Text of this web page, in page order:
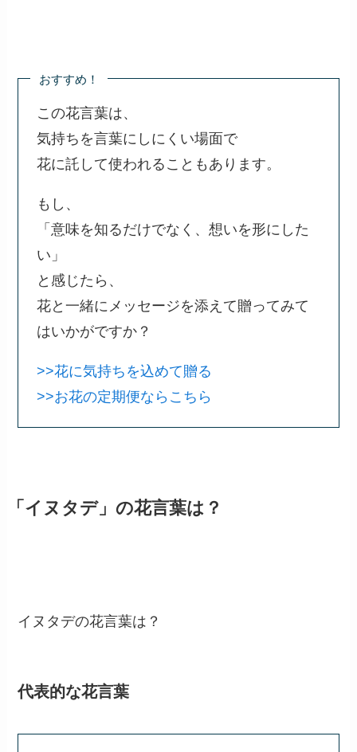
おすすめ！
この花言葉は、
気持ちを言葉にしにくい場面で
花に託して使われることもあります。
もし、
「意味を知るだけでなく、想いを形にした
い」
と感じたら、
花と一緒にメッセージを添えて贈ってみて
はいかがですか？
>>花に気持ちを込めて贈る
>>お花の定期便ならこちら
「イヌタデ」の花言葉は？